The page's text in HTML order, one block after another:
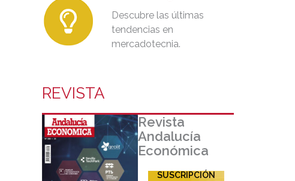
Descubre las últimas
tendencias en
mercadotecnia.
REVISTA
Revista
Andalucía
Económica
SUSCRIPCIÓN